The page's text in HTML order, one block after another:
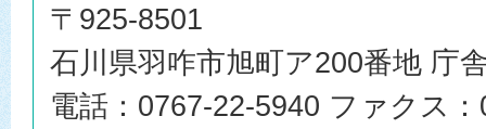
〒925-8501
石川県羽咋市旭町ア200番地 庁
電話：0767-22-5940 ファクス